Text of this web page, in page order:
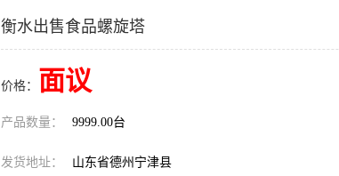
衡水出售食品螺旋塔
价格： 面议
产品数量： 9999.00台
发货地址： 山东省德州宁津县